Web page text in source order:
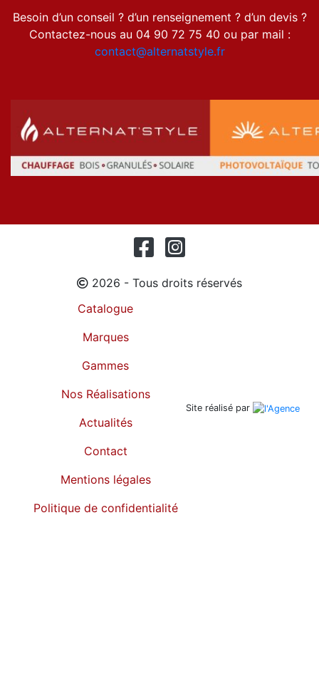
Besoin d’un conseil ? d’un renseignement ? d’un devis ?
Contactez-nous au 04 90 72 75 40 ou par mail :
contact@alternatstyle.fr
2026 - Tous droits réservés
Catalogue
Marques
Gammes
Nos Réalisations
Actualités
Contact
Mentions légales
Politique de confidentialité
Site réalisé par